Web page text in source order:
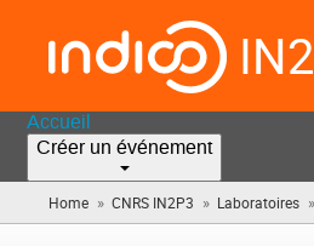
Accueil
Créer un événement
Home » CNRS IN2P3 » Laboratoires »